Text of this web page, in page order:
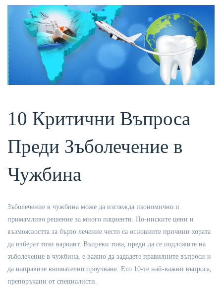
10 Критични Въпроса
Преди Зъболечение в
Чужбина
Зъболечение в чужбина може да изглежда икономично и
примамливо решение за много пациенти. По-ниските цени и
възможността за бързо лечение често са основните причини хората
да изберат този вариант. Въпреки това, преди да се подложите на
зъболечение в чужбина, е важно да зададете правилните въпроси и
да направите внимателно проучване. Ето 10-те най-важни въпроса,
препоръчани от специалисти.